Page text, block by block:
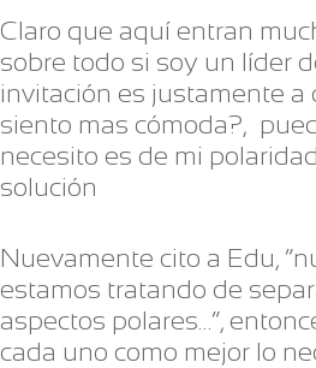
Claro que aquí entran
sobre todo si soy un líder
invitación es justamente a
siento mas cómoda?,
necesito es de mi
solución
Nuevamente cito a Edu,
estamos tratando de
aspectos polares…”,
cada uno como mejor lo